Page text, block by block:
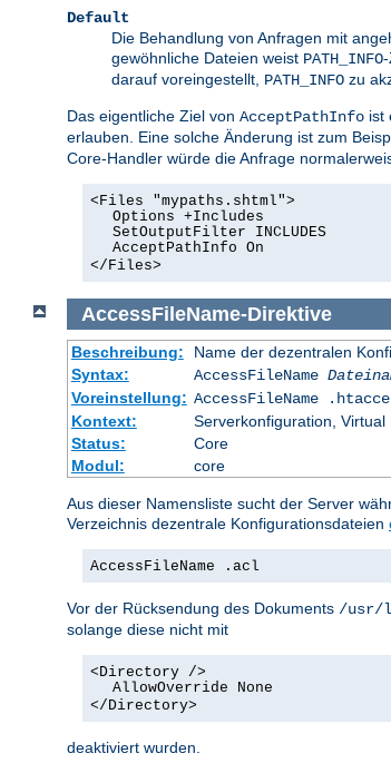
Default
Die Behandlung von Anfragen mit
gewöhnliche Dateien weist PATH_INFO
darauf voreingestellt, PATH_INFO zu
Das eigentliche Ziel von AcceptPathInfo ist
erlauben. Eine solche Änderung ist zum
Core-Handler würde die Anfrage
<Files "mypaths.shtml">
Options +Includes
SetOutputFilter INCLUDES
AcceptPathInfo On
</Files>
AccessFileName-Direktive
Beschreibung:
Name der dezentralen
Syntax:
AccessFileName
Voreinstellung: AccessFileName
Kontext:
Serverkonfiguration, Virtual
Status:
Core
Modul:
core
Aus dieser Namensliste sucht der Server
Verzeichnis dezentrale Konfigurationsdateien
AccessFileName .acl
Vor der Rücksendung des Dokuments /usr/
solange diese nicht mit
<Directory />
AllowOverride None
</Directory>
deaktiviert wurden.